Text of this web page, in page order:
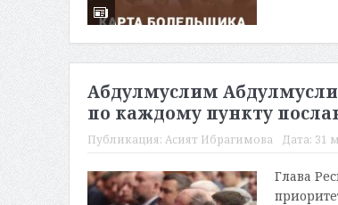
Абдулмуслим
по каждому пункту
Публикация: Асият Ибрагимова Дата: 31
Глава